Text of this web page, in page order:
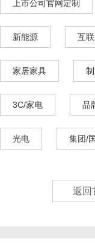
上市公司官网定制
新能源 互
家居家具
3C/家电 品
光电 集团/
返回